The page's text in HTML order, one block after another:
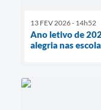
13 FEV 2026 - 14h52
Ano letivo de
alegria nas